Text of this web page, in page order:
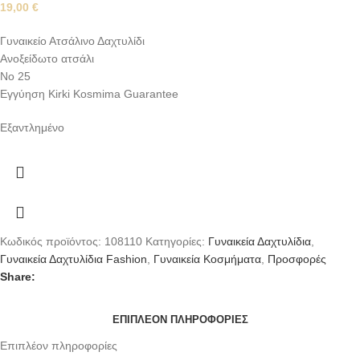
19,00 €
Γυναικείο Ατσάλινο Δαχτυλίδι
Ανοξείδωτο ατσάλι
Νο 25
Εγγύηση Kirki Kosmima Guarantee
Εξαντλημένο
Κωδικός προϊόντος: 108110 Κατηγορίες: Γυναικεία Δαχτυλίδια
Γυναικεία Δαχτυλίδια Fashion
Γυναικεία Κοσμήματα Προσφορές
Share:
ΕΠΙΠΛΈΟΝ ΠΛΗΡΟΦΟΡΊΕΣ
Επιπλέον πληροφορίες